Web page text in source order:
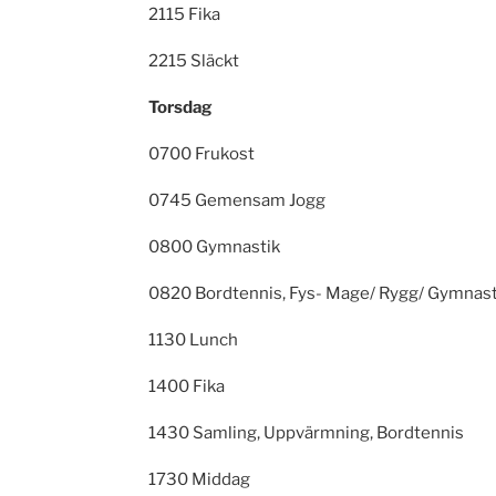
2115 Fika
2215 Släckt
Torsdag
0700 Frukost
0745 Gemensam Jogg
0800 Gymnastik
0820 Bordtennis, Fys- Mage/ Rygg/
1130 Lunch
1400 Fika
1430 Samling, Uppvärmning, Bordtennis
1730 Middag